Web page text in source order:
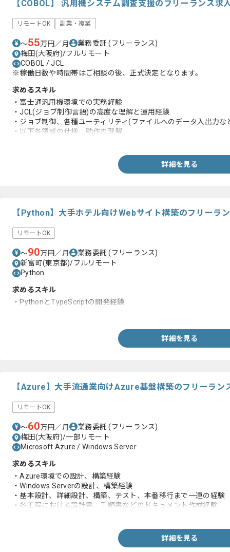
【COBOL】 汎用機システム調査支援のフリーランス求
リモートOK 副業・複業
〜55万円／月 業務委託(フリーランス)
梅田(大阪府)/フルリモート
COBOL / JCL
※稼働日数や時間帯はご相談の後、正式決定となります。
求めるスキル
・富士通汎用機環境での実務経験
・JCL(ジョブ制御言語)の高度な理解と運用経験
・ジョブ制御、各種ユーティリティ(ファイルへのデータ入出力
・以下各領域の仕様、動作の理解
- 画面、トランザクション処理：TPモニタ(AIM、UTM等)
- 帳票、ネットワーク：帳票出力仕様、運用基盤
詳細を見る
【Python】大手ホテル向けWebサイト構築のフリーラ
リモートOK
〜90万円／月 業務委託(フリーランス)
新富町(東京都)/フルリモート
Python
求めるスキル
・PythonとTypeScriptの開発経験
詳細を見る
【Azure】大手流通業向けAzure基盤構築のフリーラン
リモートOK
〜60万円／月 業務委託(フリーランス)
梅田(大阪府)/一部リモート
Microsoft Azure / Windows Server
求めるスキル
・Azure環境での設計、構築経験
・Windows Serverの設計、構築経験
・基本設計、詳細設計、構築、テスト、本番移行まで一連の経験
・各工程における設計書、手順書などのドキュメント作成経験
詳細を見る